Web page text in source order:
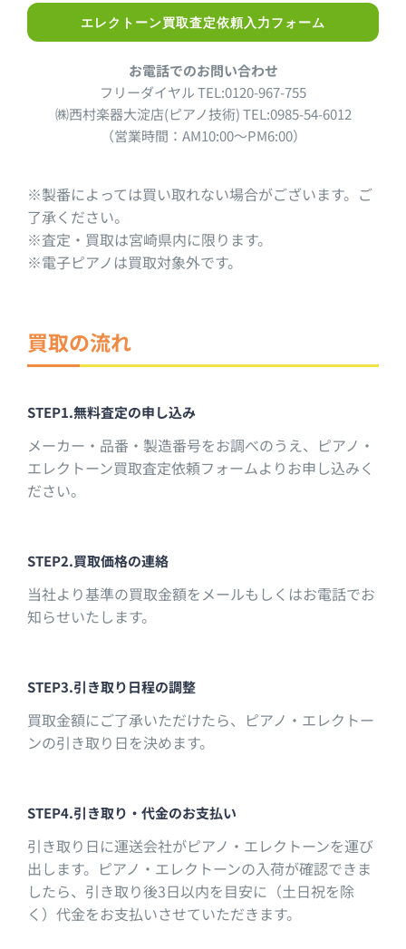
エレクトーン買取査定依頼入力フォーム
お電話でのお問い合わせ
フリーダイヤル TEL:0120-967-755
㈱西村楽器大淀店(ピアノ技術) TEL:0985-54-6012
（営業時間：AM10:00～PM6:00）
※製番によっては買い取れない場合がございます。ご
了承ください。
※査定・買取は宮崎県内に限ります。
※電子ピアノは買取対象外です。
買取の流れ
STEP1.無料査定の申し込み
メーカー・品番・製造番号をお調べのうえ、ピアノ・
エレクトーン買取査定依頼フォームよりお申し込みく
ださい。
STEP2.買取価格の連絡
当社より基準の買取金額をメールもしくはお電話でお
知らせいたします。
STEP3.引き取り日程の調整
買取金額にご了承いただけたら、ピアノ・エレクトー
ンの引き取り日を決めます。
STEP4.引き取り・代金のお支払い
引き取り日に運送会社がピアノ・エレクトーンを運び
出します。ピアノ・エレクトーンの入荷が確認できま
したら、引き取り後3日以内を目安に（土日祝を除
く）代金をお支払いさせていただきます。